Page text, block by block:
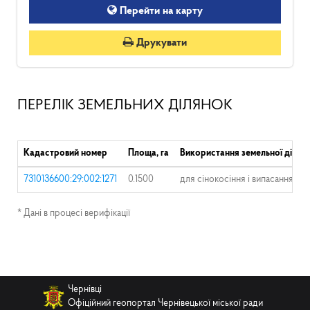
Перейти на карту
Друкувати
ПЕРЕЛІК ЗЕМЕЛЬНИХ ДІЛЯНОК
Кадастровий номер Площа, га Використання земельної
7310136600:29:002:1271 0.1500 для сінокосіння і випасання
* Дані в процесі верифікації
Чернівці
Офіційний геопортал Чернівецької міської ради